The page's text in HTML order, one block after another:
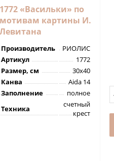
1772 «Васильки» по
мотивам картины И.
Левитана
Производитель
РИОЛИС
Артикул
1772
Размер, см
30х40
Канва
Aida 14
Заполнение
полное
Техника
счетный
крест